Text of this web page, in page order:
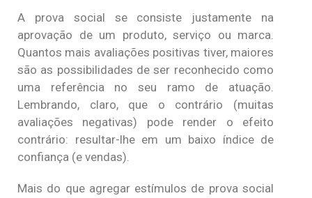
A prova social se consiste justamente na
aprovação de um produto, serviço ou marca.
Quantos mais avaliações positivas tiver, maiores
são as possibilidades de ser reconhecido como
uma referência no seu ramo de atuação.
Lembrando, claro, que o contrário (muitas
avaliações negativas) pode render o efeito
contrário: resultar-lhe em um baixo índice de
confiança (e vendas).
Mais do que agregar estímulos de prova social